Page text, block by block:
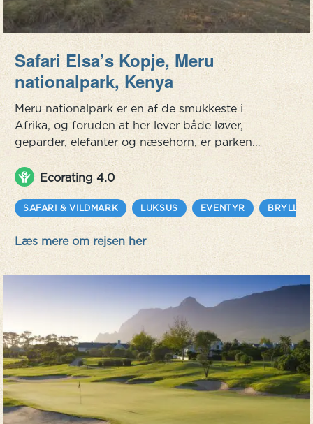
Safari Elsa’s Kopje, Meru
nationalpark, Kenya
Meru nationalpark er en af de smukkeste i
Afrika, og foruden at her lever både løver,
geparder, elefanter og næsehorn, er parken
kendt for sin mangfoldighed af natur og dyreliv,
inklusive den sjældne kudu-antilope. Din guide
kan vise dig nationalparkens alle hemmelige
steder og store oplevelser: fra kilderne med
palmetræer til sandformationerne ved floden
Tana. Et paradis for ornitologer er det...
Ecorating 4.0
SAFARI & VILDMARK LUKSUS EVENTYR
Læs mere om rejsen her